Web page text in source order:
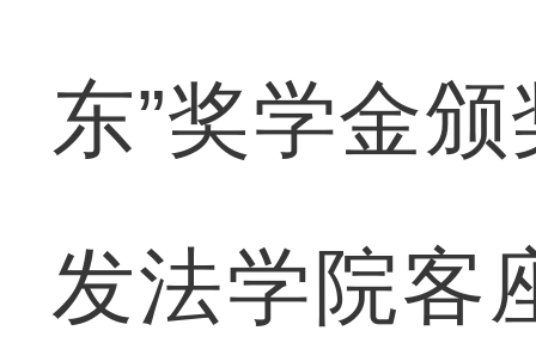
东”奖学金
发法学院客